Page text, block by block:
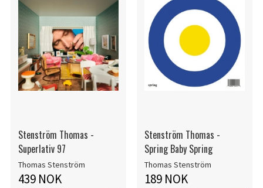
Stenström Thomas -
Superlativ 97
Thomas Stenström
439 NOK
Stenström Thomas -
Spring Baby Spring
Thomas Stenström
189 NOK